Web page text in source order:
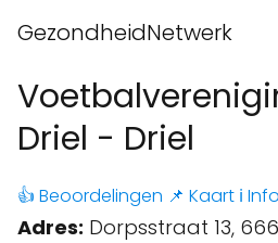
GezondheidNetwerk
Driel - Driel
👍 Beoordelingen 📌 Kaart ℹ️
Adres: Dorpsstraat 13,